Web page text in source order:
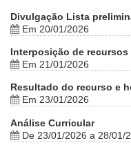
Divulgação Lista
Em 20/01/2026
Interposição de
Em 21/01/2026
Resultado do recurso e
Em 23/01/2026
Análise Curricular
De 23/01/2026 a 28/01/